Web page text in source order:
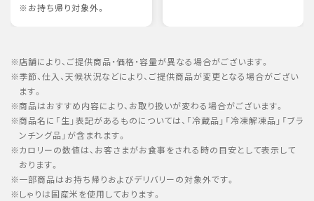
※お持ち帰り対象外。
店舗により、ご提供商品・価格・容量が異なる場合がございます。
季節、仕入、天候状況などにより、ご提供商品が変更となる場合がござい
ます。
商品はおすすめ内容により、お取り扱いが変わる場合がございます。
商品名に「生」表記があるものについては、「冷蔵品」「冷凍解凍品」「ブラ
ンチング品」が含まれます。
カロリーの数値は、お客さまがお食事をされる時の目安として表示して
おります。
一部商品はお持ち帰りおよびデリバリーの対象外です。
しゃりは国産米を使用しております。